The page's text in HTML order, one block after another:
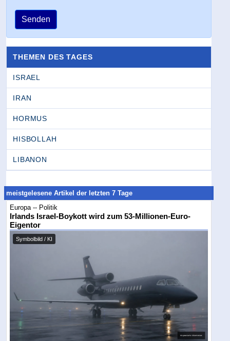
Senden
THEMEN DES TAGES
ISRAEL
IRAN
HORMUS
HISBOLLAH
LIBANON
meistgelesene Artikel der letzten 7 Tage
Europa -- Politik
Irlands Israel-Boykott wird zum 53-Millionen-Euro-
Eigentor
Symbolbild / KI